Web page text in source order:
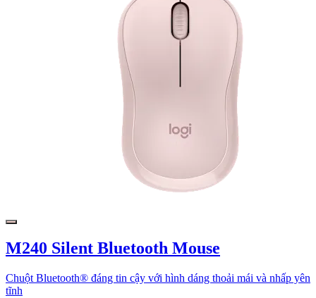
M240 Silent Bluetooth Mouse
Chuột Bluetooth® đáng tin cậy với hình dáng thoải mái và nhấp yên
tĩnh